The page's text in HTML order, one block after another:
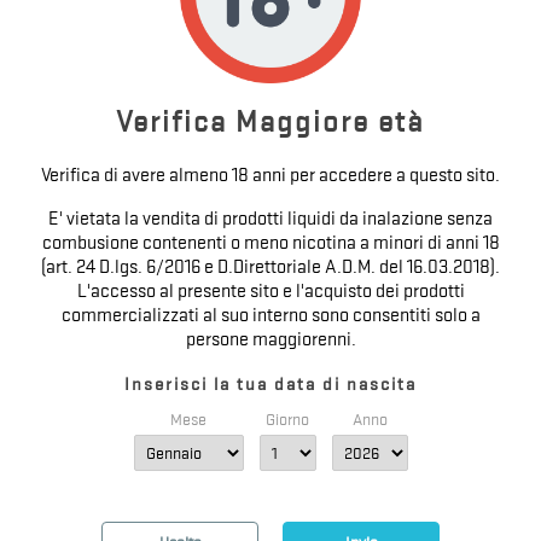
POD NEXLIM 4ML - 3PZ - OXVA - POD DI
Prezzo
10,00 €

Visualizzati 1-2 su 2 articoli
1
Verifica Maggiore età
Verifica di avere almeno 18 anni per accedere a questo sito.
E' vietata la vendita di prodotti liquidi da inalazione senza
combusione contenenti o meno nicotina a minori di anni 18
(art. 24 D.lgs. 6/2016 e D.Direttoriale A.D.M. del 16.03.2018).
L'accesso al presente sito e l'acquisto dei prodotti
commercializzati al suo interno sono consentiti solo a
persone maggiorenni.
Inserisci la tua data di nascita
Mese Giorno Anno